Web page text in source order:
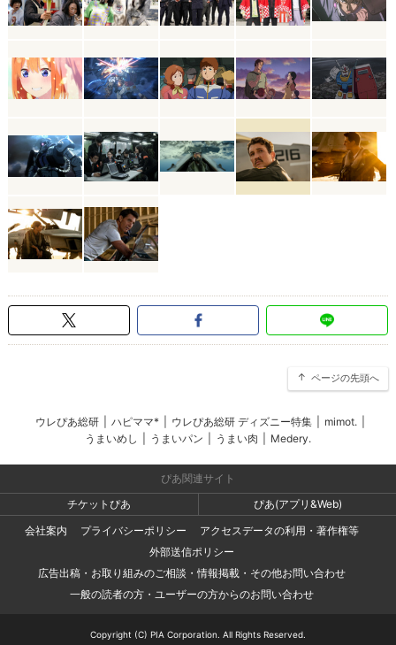
ページの先頭へ
ウレぴあ総研 ハピママ* ウレぴあ総研 ディズニー特集 mimot.
うまいめし
うまいパン うまい肉 Medery.
ぴあ関連サイト
チケットぴあ
ぴあ(アプリ&Web)
会社案内
プライバシーポリシー
アクセスデータの利用・著作権等
外部送信ポリシー
広告出稿・お取り組みのご相談・情報掲載・その他お問い合わせ
一般の読者の方・ユーザーの方からのお問い合わせ
Copyright (C) PIA Corporation. All Rights Reserved.